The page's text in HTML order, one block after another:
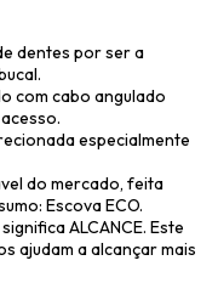
dentes por ser a
com cabo angulado
especialmente
do mercado, feita
Escova ECO.
ALCANCE. Este
ajudam a alcançar mais